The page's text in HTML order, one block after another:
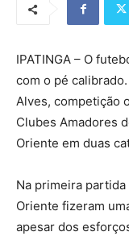
IPATINGA – O
com o pé
Alves, competição
Clubes Amadores
Oriente em duas
Na primeira partida
Oriente fizeram
apesar dos